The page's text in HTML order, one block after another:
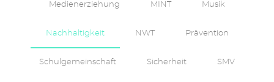
Medienerziehung MINT Musik
Nachhaltigkeit NWT Prävention
Schulgemeinschaft Sicherheit SMV